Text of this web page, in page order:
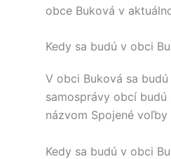
obce Buková v
Kedy sa budú v obci
V obci Buková sa
samosprávy obcí
názvom Spojené voľby
Kedy sa budú v obci